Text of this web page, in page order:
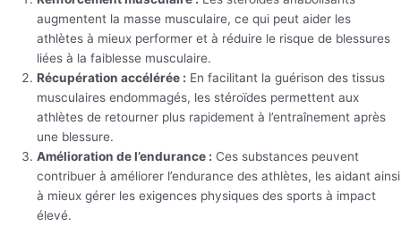
augmentent la masse musculaire, ce qui peut aider les
athlètes à mieux performer et à réduire le risque de blessures
liées à la faiblesse musculaire.
Récupération accélérée : En facilitant la guérison des tissus
musculaires endommagés, les stéroïdes permettent aux
athlètes de retourner plus rapidement à l’entraînement après
une blessure.
Amélioration de l’endurance : Ces substances peuvent
contribuer à améliorer l’endurance des athlètes, les aidant ainsi
à mieux gérer les exigences physiques des sports à impact
élevé.